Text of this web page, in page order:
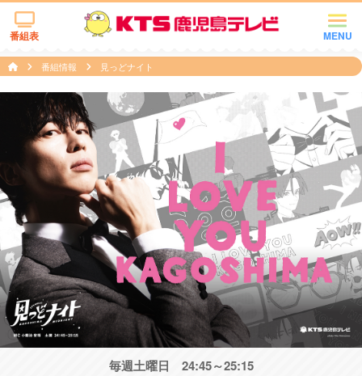
MENU
番組表
番組情報 見っどナイト
毎週土曜日 24:45～25:15